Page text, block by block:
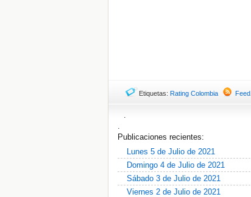
Etiquetas: Rating Colombia Feed
.
.
Publicaciones recientes:
Lunes 5 de Julio de 2021
Domingo 4 de Julio de 2021
Sábado 3 de Julio de 2021
Viernes 2 de Julio de 2021